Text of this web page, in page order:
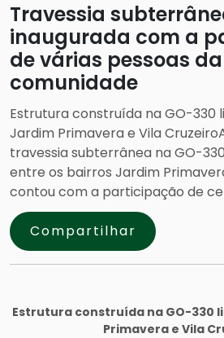
Travessia
inaugurada com a
de várias pessoas da
comunidade
Estrutura construída na GO-330
Jardim Primavera e Vila
travessia subterrânea na GO-
entre os bairros Jardim
contou com a participação de
Compartilhar
Estrutura construída na GO-330
Primavera e Vila